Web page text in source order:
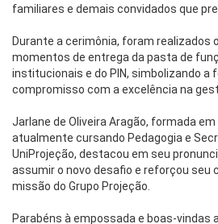
familiares e demais convidados que
Durante a cerimônia, foram realizados
momentos de entrega da pasta de
institucionais e do PIN, simbolizando a
compromisso com a excelência na
Jarlane de Oliveira Aragão, formada
atualmente cursando Pedagogia e
UniProjeção, destacou em seu
assumir o novo desafio e reforçou seu
missão do Grupo Projeção.
Parabéns à empossada e boas-vindas